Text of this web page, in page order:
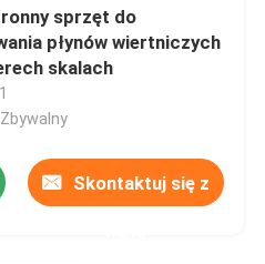
sprzęt do
płynów wiertniczych
skalach
Skontaktuj się z